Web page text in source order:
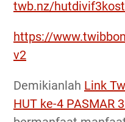
twb.nz/
https://
v2
Demikianlah Link
HUT ke-4 PASMAR